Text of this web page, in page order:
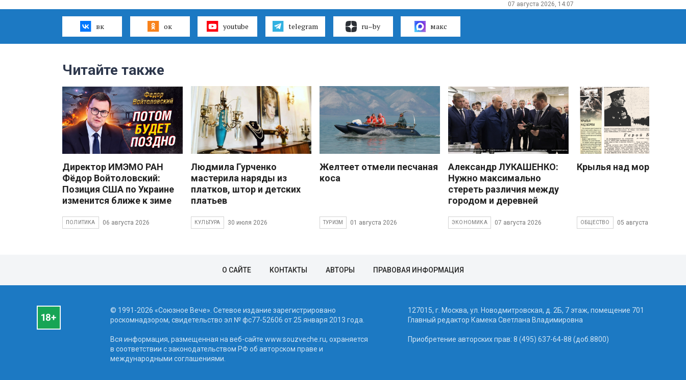
07 августа 2026, 14:07
вк ок youtube telegram ru–by макс
Читайте также
Директор ИМЭМО РАН
Фёдор Войтоловский:
Позиция США по Украине
изменится ближе к зиме
ПОЛИТИКА 06 августа 2026
Людмила Гурченко
мастерила наряды из
платков, штор и детских
платьев
КУЛЬТУРА 30 июля 2026
Желтеет отмели песчаная
коса
ТУРИЗМ 01 августа 2026
Александр ЛУКАШЕНКО:
Нужно максимально
стереть различия между
городом и деревней
ЭКОНОМИКА 07 августа 2026
Крылья над морем
ОБЩЕСТВО 05 августа 2026
О САЙТЕ КОНТАКТЫ АВТОРЫ ПРАВОВАЯ ИНФОРМАЦИЯ
© 1991-2026 «Союзное Вече». Сетевое издание зарегистрировано
роскомнадзором, свидетельство эл № фc77-52606 от 25 января 2013 года.
Вся информация, размещенная на веб-сайте www.souzveche.ru, охраняется
в соответствии с законодательством РФ об авторском праве и
международными соглашениями.
127015, г. Москва, ул. Новодмитровская, д. 2Б, 7 этаж, помещение 701
Главный редактор Камека Светлана Владимировна
Приобретение авторских прав: 8 (495) 637-64-88 (доб.8800)